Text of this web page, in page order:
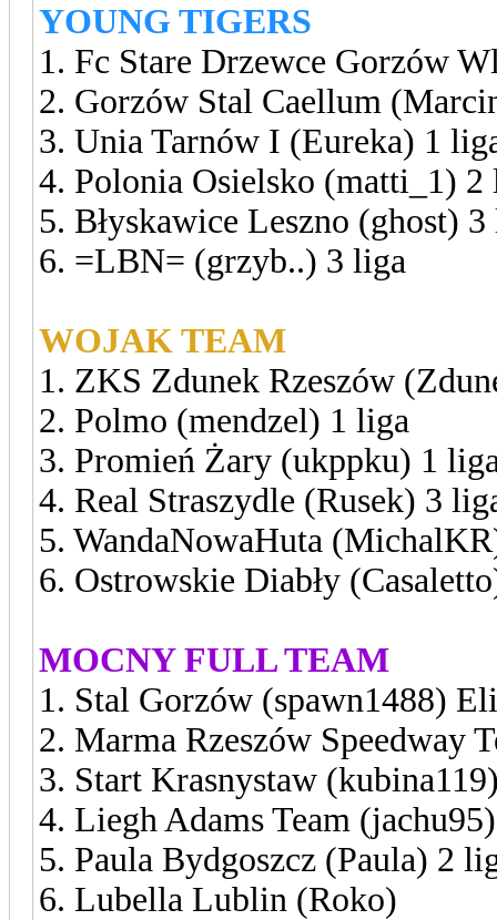
YOUNG TIGERS
1. Fc Stare Drzewce Gorzów
2. Gorzów Stal Caellum
3. Unia Tarnów I (Eureka) 1
4. Polonia Osielsko (matti_1)
5. Błyskawice Leszno (ghost)
6. =LBN= (grzyb..) 3 liga
WOJAK TEAM
1. ZKS Zdunek Rzeszów
2. Polmo (mendzel) 1 liga
3. Promień Żary (ukppku) 1
4. Real Straszydle (Rusek) 3
5. WandaNowaHuta
6. Ostrowskie Diabły
MOCNY FULL TEAM
1. Stal Gorzów (spawn1488)
2. Marma Rzeszów Speedway
3. Start Krasnystaw
4. Liegh Adams Team
5. Paula Bydgoszcz (Paula) 2
6. Lubella Lublin (Roko)